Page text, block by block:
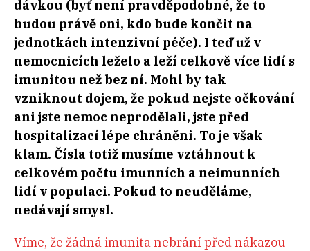
dávkou (byť není pravděpodobné, že to
budou právě oni, kdo bude končit na
jednotkách intenzivní péče). I teď už v
nemocnicích leželo a leží celkově více lidí s
imunitou než bez ní. Mohl by tak
vzniknout dojem, že pokud nejste očkování
ani jste nemoc neprodělali, jste před
hospitalizací lépe chráněni. To je však
klam. Čísla totiž musíme vztáhnout k
celkovém počtu imunních a neimunních
lidí v populaci. Pokud to neuděláme,
nedávají smysl.
Víme, že žádná imunita nebrání před nákazou